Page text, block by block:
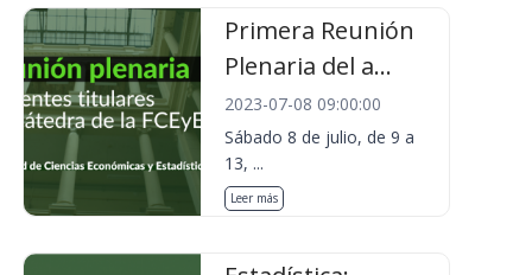
Primera Reunión
Plenaria del a...
2023-07-08 09:00:00
Sábado 8 de julio, de 9 a
13, ...
Leer más